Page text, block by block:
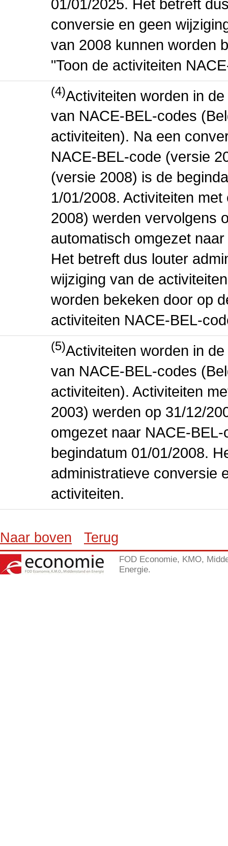
01/01/2025. Het betreft
conversie en geen
van 2008 kunnen worden
"Toon de activiteiten
(4)Activiteiten worden in
van NACE-BEL-codes
activiteiten). Na een
NACE-BEL-code (versie
(versie 2008) is de
1/01/2008. Activiteiten
2008) werden vervolgens
automatisch omgezet
Het betreft dus louter
wijziging van de
worden bekeken door op
activiteiten NACE-BEL-
(5)Activiteiten worden in
van NACE-BEL-codes
activiteiten). Activiteiten
2003) werden op 31/12/
omgezet naar NACE-
begindatum 01/01/2008.
administratieve conversie
activiteiten.
Naar boven Terug
FOD Economie, KMO,
Energie.